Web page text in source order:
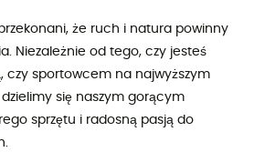
że ruch i natura powinny
Niezależnie od tego, czy jesteś
czy sportowcem na najwyższym
się naszym gorącym
sprzętu i radosną pasją do